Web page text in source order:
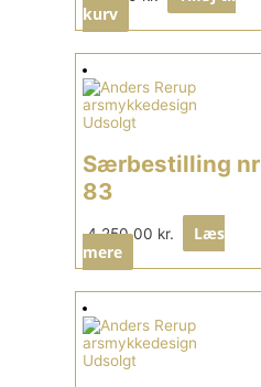
kurv
Udsolgt
Særbestilling nr
83
4.250,00 kr.
Læs
mere
Udsolgt